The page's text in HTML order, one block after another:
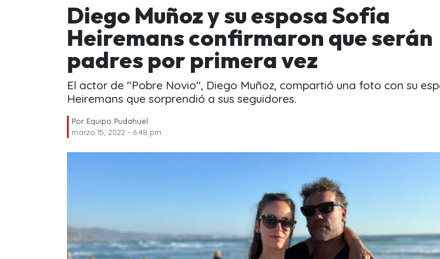
Diego Muñoz y su esposa Sofía
Heiremans confirmaron que serán
padres por primera vez
El actor de "Pobre Novio", Diego Muñoz, compartió una foto con su
Heiremans que sorprendió a sus seguidores.
Por Equipo Pudahuel
marzo 15, 2022 - 6:48 pm